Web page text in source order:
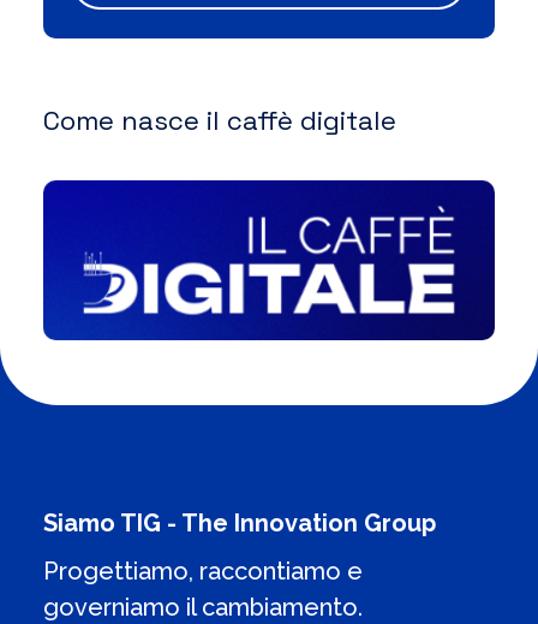
Come nasce il caffè digitale
Siamo TIG - The Innovation Group
Progettiamo, raccontiamo e
governiamo il cambiamento.